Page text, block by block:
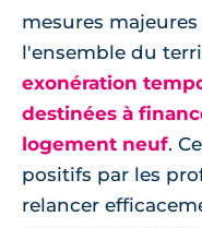
mesures
l'ensemble du
exonération
destinées à
logement neuf.
positifs par les
relancer